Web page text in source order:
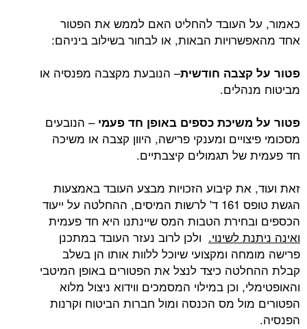
כאמור, על העובד להחליט האם לממש את הפטור
אחד מהאפשרויות הבאות, או לבחור בשילוב ביניהם:
פטור על קצבה חודשית– הנובעת מקצבה מפנסיה או
מביטוח מנהלים.
פטור על משיכת כספים באופן חד פעמי – הנובעים
מסכומי פיצויים ומענקי פרישה, היוון קצבה או משיכה
חד פעמית של תגמולים קיצבתיים.
זאת ועוד, את קיבוע הזכויות מבצע העובד באמצעות
הגשת טופס 161 ד' לרשות המיסים, ההחלטה על ייעוד
הכספים ובחירת הטבות המס שיינתנו היא חד פעמית
ואינה ניתנת לשינוי. ולכן לרוב נעזר העובד במתכנן
פרישה מומחה ומקצועי שיוכל ללוות אותו הן בשלב
קבלת ההחלטה כיצד לנצל את הפטורים באופן המיטבי
והאופטימלי, וכן במילוי המסמכים ווידוא ניצול מלוא
הפטורים מול מס הכנסה ומול חברות הביטוח וקרנות
הפנסיה.